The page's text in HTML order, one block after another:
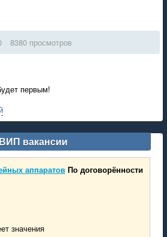
8380 просмотров
первым!
ВИП вакансии
аппаратов По договорённости
значения